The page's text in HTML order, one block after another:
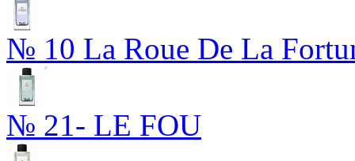
№ 10 La Roue De La
№ 21- LE FOU